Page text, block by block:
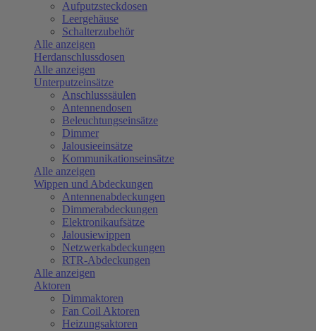
Aufputzsteckdosen
Leergehäuse
Schalterzubehör
Alle anzeigen
Herdanschlussdosen
Alle anzeigen
Unterputzeinsätze
Anschlusssäulen
Antennendosen
Beleuchtungseinsätze
Dimmer
Jalousieeinsätze
Kommunikationseinsätze
Alle anzeigen
Wippen und Abdeckungen
Antennenabdeckungen
Dimmerabdeckungen
Elektronikaufsätze
Jalousiewippen
Netzwerkabdeckungen
RTR-Abdeckungen
Alle anzeigen
Aktoren
Dimmaktoren
Fan Coil Aktoren
Heizungsaktoren